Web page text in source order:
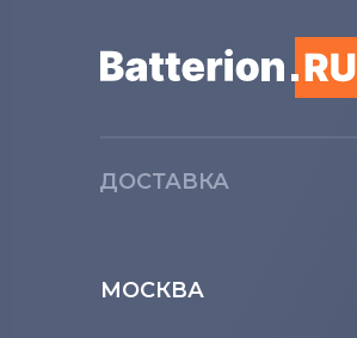
ДОСТАВКА
МОСКВА